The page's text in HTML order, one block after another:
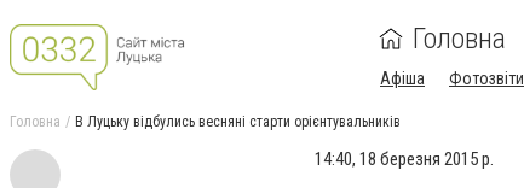
Головна
Афіша Фотозвіти
Головна В Луцьку відбулись весняні старти орієнтувальників
14:40, 18 березня 2015 р.